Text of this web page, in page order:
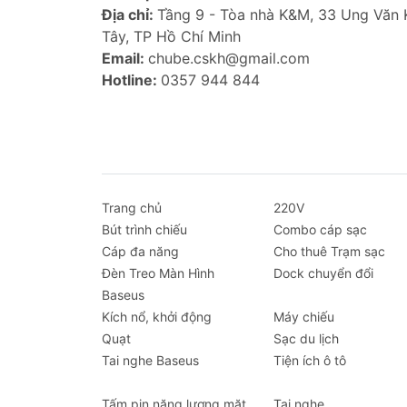
Tính năng đặc biệt:Công nghệ
Màu sắc:Xanh, Beige, Tím
Tính năng nổi bật
luồng gió mát mẻ liên tục.
Pin 4000mAh cho cả ngày dài:
giờ (tùy chế độ sử dụng). Bạn có
lắng về việc sạc pin.
dàng điều chỉnh luồng không khí
nghiệm cá nhân hóa tối ưu.
Vận hành êm ái, không gây ồn:
Địa chỉ: Tầng 9 - Tòa nhà K&M, 33 Ung Văn
Tây, TP Hồ Chí Minh
Email: chube.cskh@gmail.com
Hotline: 0357 944 844
Trang chủ
220V
Bút trình chiếu
Combo cáp sạc
Cáp đa năng
Cho thuê Trạm sạc
Đèn Treo Màn Hình
Baseus
Dock chuyển đổi
Kích nổ, khởi động
Máy chiếu
Quạt
Sạc du lịch
Tai nghe Baseus
Tiện ích ô tô
Tấm pin năng lượng mặt Tai nghe